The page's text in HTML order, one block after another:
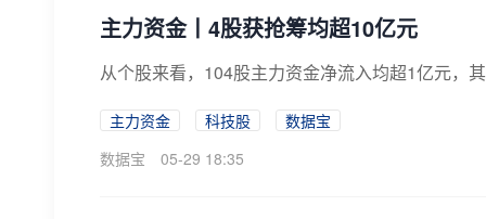
主力资金丨4股获抢筹均超10亿元
从个股来看，104股主力资金净流入均超1亿元，
主力资金 科技股
数据宝
数据宝
05-29 18:35